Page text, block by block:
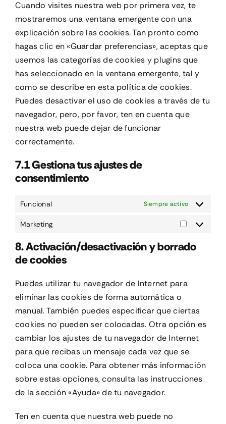
Cuando visites nuestra web por primera vez, te
mostraremos una ventana emergente con una
explicación sobre las cookies. Tan pronto como
hagas clic en «Guardar preferencias», aceptas que
usemos las categorías de cookies y plugins que
has seleccionado en la ventana emergente, tal y
como se describe en esta política de cookies.
Puedes desactivar el uso de cookies a través de tu
navegador, pero, por favor, ten en cuenta que
nuestra web puede dejar de funcionar
correctamente.
7.1 Gestiona tus ajustes de
consentimiento
Funcional Siempre activo
Marketing
Marketing
8. Activación/desactivación y borrado
de cookies
Puedes utilizar tu navegador de Internet para
eliminar las cookies de forma automática o
manual. También puedes especificar que ciertas
cookies no pueden ser colocadas. Otra opción es
cambiar los ajustes de tu navegador de Internet
para que recibas un mensaje cada vez que se
coloca una cookie. Para obtener más información
sobre estas opciones, consulta las instrucciones
de la sección «Ayuda» de tu navegador.
Ten en cuenta que nuestra web puede no